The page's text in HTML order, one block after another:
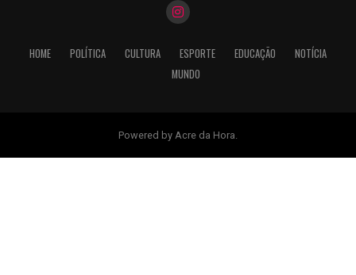
HOME POLÍTICA CULTURA ESPORTE EDUCAÇÃO
NOTÍCIA
MUNDO
Powered by Acre da Hora.